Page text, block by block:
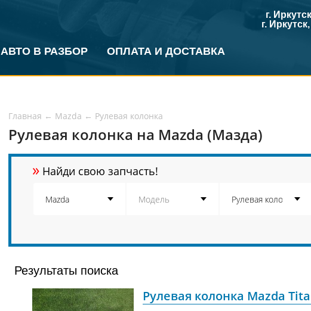
АВТО В РАЗБОР
ОПЛАТА И ДОСТАВКА
г.
г.
Главная ← Mazda ← Рулевая колонка
Рулевая колонка на Mazda (Мазда)
» Найди свою запчасть!
Результаты поиска
Рулевая колонка Mazda